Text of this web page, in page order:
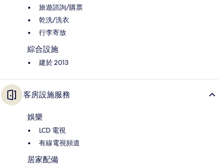
旅遊諮詢/購票
乾洗/洗衣
行李寄放
綜合設施
建於 2013
客房設施服務
娛樂
LCD 電視
有線電視頻道
居家配備